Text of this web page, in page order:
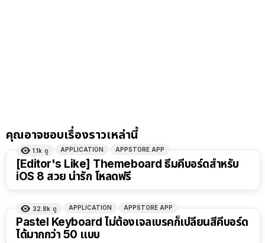
คุณอาจชอบเรื่องราวเหล่านี้
1.1k ดู APPLICATION APPSTORE APP
[Editor's Like] Themeboard ธีมคีบอร์ดสำหรับ
iOS 8 สวย น่ารัก โหลดฟรี
32.8k ดู APPLICATION APPSTORE APP
Pastel Keyboard ไม่ต้องเจลเบรคก็เปลี่ยนสีคีบอร์ด
ได้มากกว่า 50 แบบ